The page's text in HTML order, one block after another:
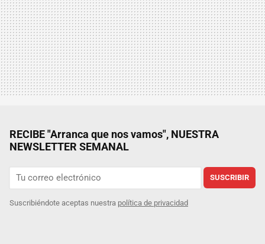
RECIBE "Arranca que nos vamos", NUESTRA
NEWSLETTER SEMANAL
SUSCRIBIR
Suscribiéndote aceptas nuestra política de privacidad